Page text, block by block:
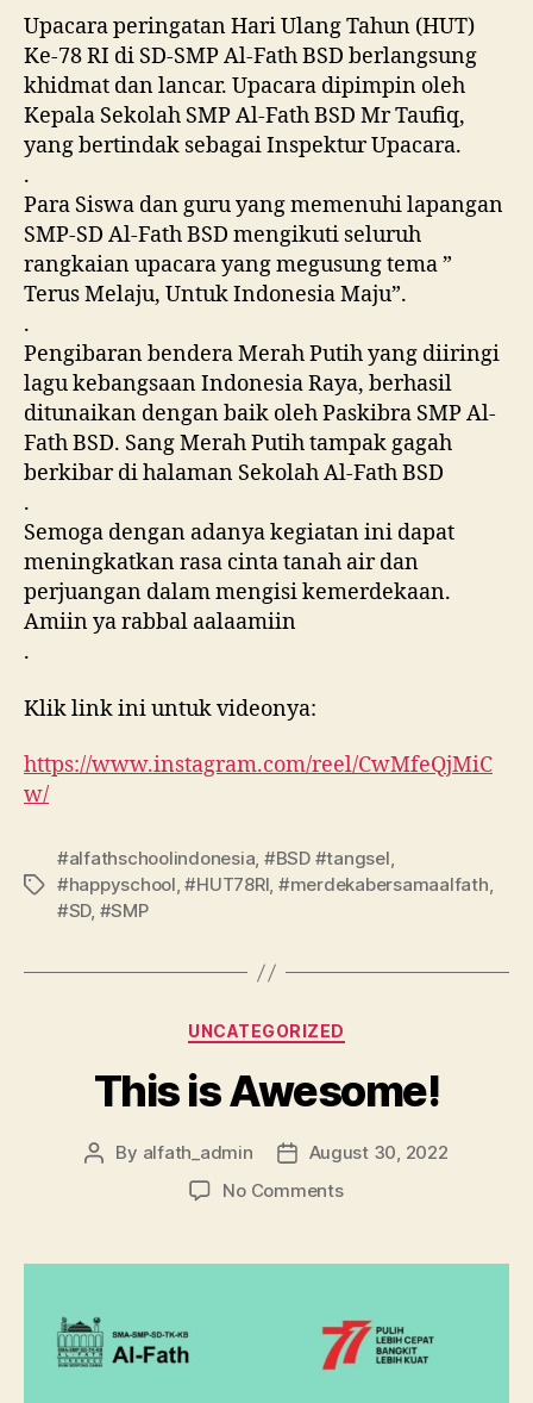
Upacara peringatan Hari Ulang Tahun (HUT)
Ke-78 RI di SD-SMP Al-Fath BSD berlangsung
khidmat dan lancar. Upacara dipimpin oleh
Kepala Sekolah SMP Al-Fath BSD Mr Taufiq,
yang bertindak sebagai Inspektur Upacara.
.
Para Siswa dan guru yang memenuhi lapangan
SMP-SD Al-Fath BSD mengikuti seluruh
rangkaian upacara yang megusung tema ”
Terus Melaju, Untuk Indonesia Maju”.
.
Pengibaran bendera Merah Putih yang diiringi
lagu kebangsaan Indonesia Raya, berhasil
ditunaikan dengan baik oleh Paskibra SMP Al-
Fath BSD. Sang Merah Putih tampak gagah
berkibar di halaman Sekolah Al-Fath BSD
.
Semoga dengan adanya kegiatan ini dapat
meningkatkan rasa cinta tanah air dan
perjuangan dalam mengisi kemerdekaan.
Amiin ya rabbal aalaamiin
.
Klik link ini untuk videonya:
https://www.instagram.com/reel/CwMfeQjMiC
w/
#alfathschoolindonesia, #BSD #tangsel,
#happyschool,#HUT78RI, #merdekabersamaalfath,
#SD, #SMP
UNCATEGORIZED
This is Awesome!
By alfath_admin
August 30, 2022
No Comments